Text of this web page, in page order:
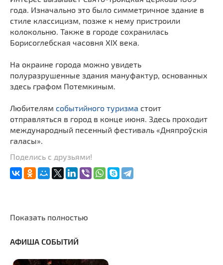
года. Изначально это было симметричное здание в
стиле классицизм, позже к нему пристроили
колокольню. Также в городе сохранилась
Борисоглебская часовня XIX века.
На окраине города можно увидеть
полуразрушенные здания мануфактур, основанных
здесь графом Потемкиным.
Любителям событийного туризма стоит
отправляться в город в конце июня. Здесь проходит
международный песенный фестиваль «Дняпроўскія
галасы».
Поделись с друзьями!
Показать полностью
АФИША СОБЫТИЙ